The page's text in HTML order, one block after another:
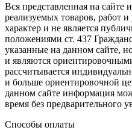
Вся представленная на
реализуемых товаров, работ
характер и не является
положениями ст. 437
указанные на данном сайте,
и являются
рассчитывается
и больше ориентировочной
данном сайте информация
время без предварительного
Способы оплаты